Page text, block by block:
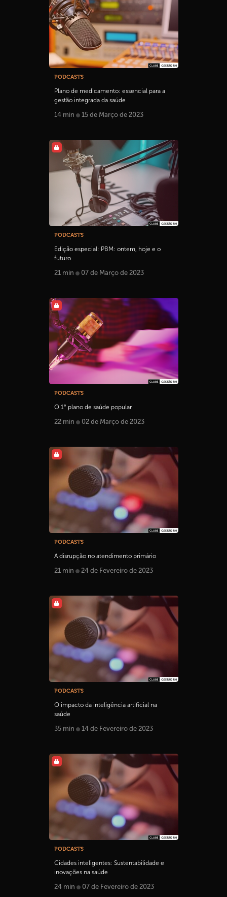
PODCASTS
Plano de medicamento: essencial para a
gestão integrada da saúde
14 min 15 de Março de 2023
PODCASTS
Edição especial: PBM: ontem, hoje e o
futuro
21 min 07 de Março de 2023
PODCASTS
O 1° plano de saúde popular
22 min 02 de Março de 2023
PODCASTS
A disrupção no atendimento primário
21 min 24 de Fevereiro de 2023
PODCASTS
O impacto da inteligência artificial na
saúde
35 min 14 de Fevereiro de 2023
PODCASTS
Cidades inteligentes: Sustentabilidade e
inovações na saúde
24 min 07 de Fevereiro de 2023